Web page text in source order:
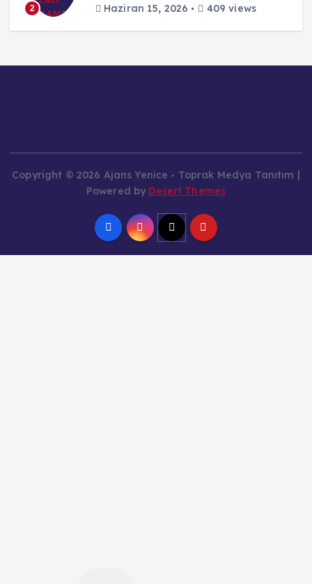
2
Haziran 15, 2026
409 views
Copyright © 2026 Ajans Yenice - Toprak Medya Tanıtım |
Powered by Desert Themes